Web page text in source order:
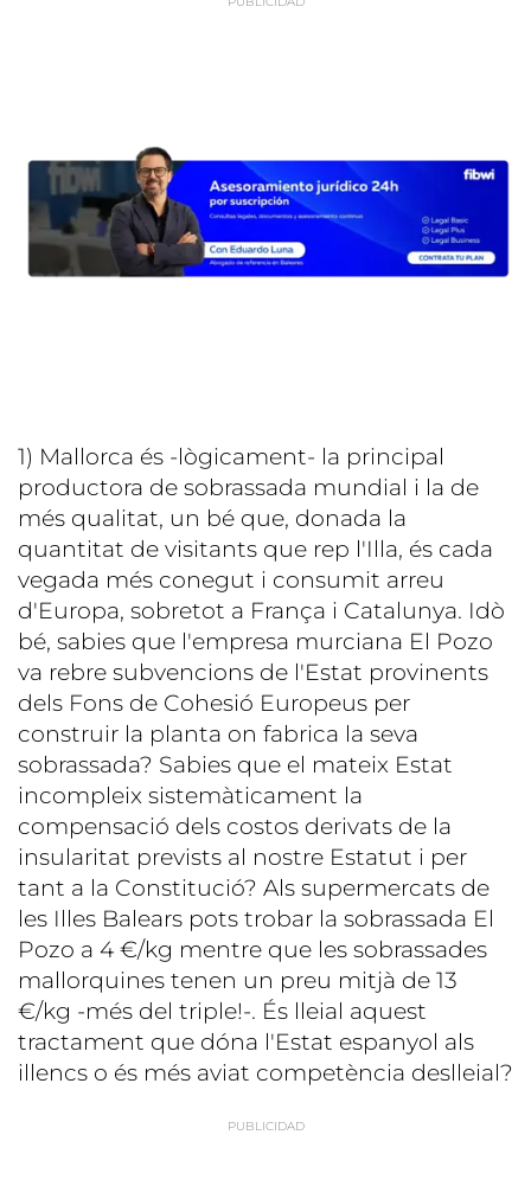
1) Mallorca és -lògicament- la principal
productora de sobrassada mundial i la de
més qualitat, un bé que, donada la
quantitat de visitants que rep l'Illa, és cada
vegada més conegut i consumit arreu
d'Europa, sobretot a França i Catalunya. Idò
bé, sabies que l'empresa murciana El Pozo
va rebre subvencions de l'Estat provinents
dels Fons de Cohesió Europeus per
construir la planta on fabrica la seva
sobrassada? Sabies que el mateix Estat
incompleix sistemàticament la
compensació dels costos derivats de la
insularitat prevists al nostre Estatut i per
tant a la Constitució? Als supermercats de
les Illes Balears pots trobar la sobrassada El
Pozo a 4 €/kg mentre que les sobrassades
mallorquines tenen un preu mitjà de 13
€/kg -més del triple!-. És lleial aquest
tractament que dóna l'Estat espanyol als
illencs o és més aviat competència deslleial?